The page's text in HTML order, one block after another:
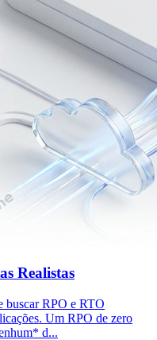
Realistas
buscar RPO e RTO
Um RPO de zero
d...